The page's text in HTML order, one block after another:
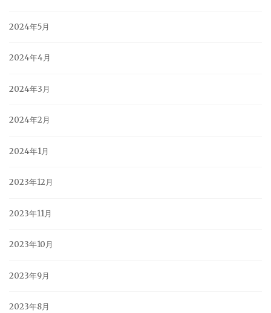
2024年5月
2024年4月
2024年3月
2024年2月
2024年1月
2023年12月
2023年11月
2023年10月
2023年9月
2023年8月